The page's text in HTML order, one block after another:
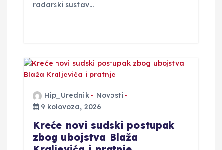
radarski sustav…
Hip_Urednik
Novosti
9 kolovoza, 2026
Kreće novi sudski postupak
zbog ubojstva Blaža